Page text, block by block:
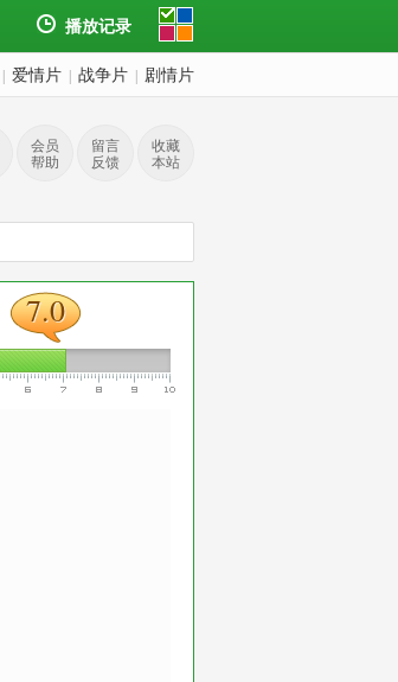
播放记录
爱情片 战争片 剧情片
会员
帮助
留言
反馈
收藏
本站
7.0
7.0